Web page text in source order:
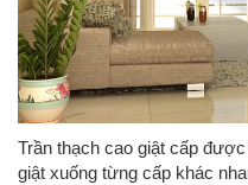
Trần thạch cao giật cấp
giật xuống từng cấp khác